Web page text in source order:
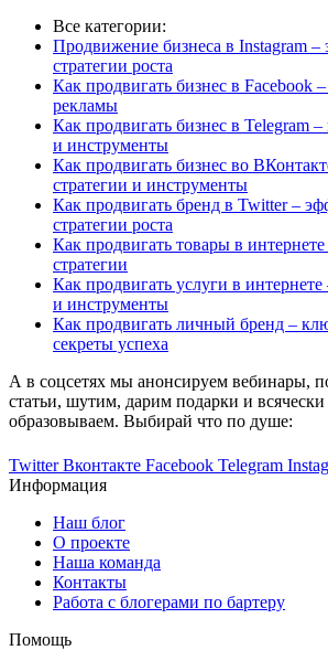
Все категории:
Продвижение бизнеса в Instagram
стратегии роста
Как продвигать бизнес в Facebook
рекламы
Как продвигать бизнес в Telegram
и инструменты
Как продвигать бизнес во
стратегии и инструменты
Как продвигать бренд в Twitter –
стратегии роста
Как продвигать товары в
стратегии
Как продвигать услуги в интернете
и инструменты
Как продвигать личный бренд –
секреты успеха
А в соцсетях мы анонсируем вебинары,
статьи, шутим, дарим подарки и всячески
образовываем. Выбирай что по душе:
TwitterВконтакте Facebook Telegram
Информация
Наш блог
О проекте
Наша команда
Контакты
Работа с блогерами по бартеру
Помощь